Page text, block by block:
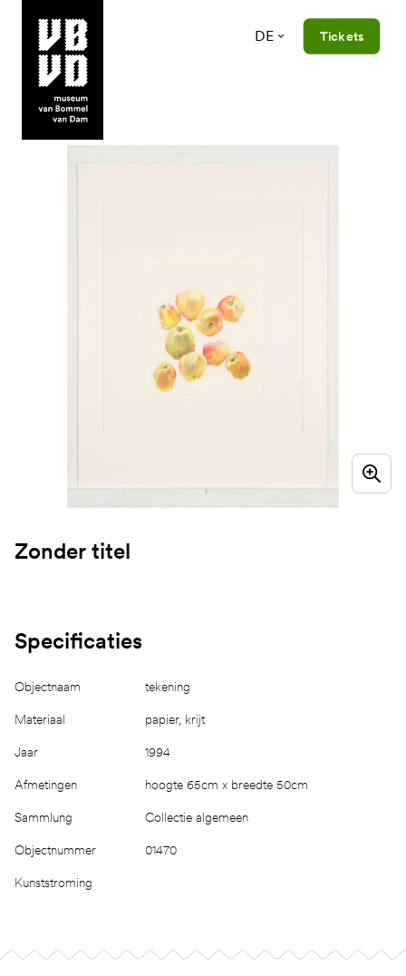
museum van Bommel van Dam
DE Tickets
Zonder titel
Specificaties
Objectnaam tekening
Materiaal papier, krijt
Jaar 1994
Afmetingen hoogte 65cm x breedte 50cm
Sammlung Collectie algemeen
Objectnummer 01470
Kunststroming